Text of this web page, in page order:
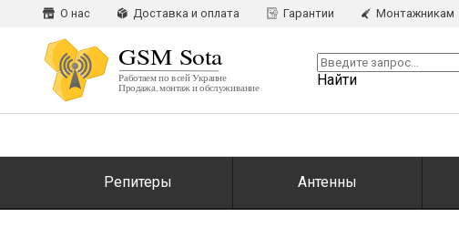
О нас Доставка и оплата Гарантии Монтажникам
Найти
Репитеры Антенны